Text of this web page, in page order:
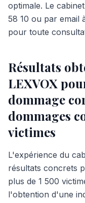
optimale. Le
58 10 ou par email
pour toute
Résultats
LEXVOX
dommage
dommages
victimes
L'expérience du
résultats concrets
plus de 1 500
l'obtention d'une